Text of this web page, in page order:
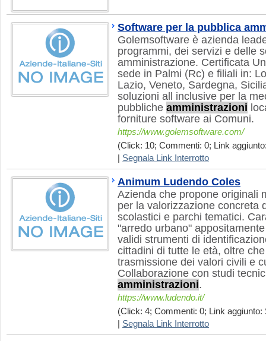
Software per la pubblica
Golemsoftware è azienda
programmi, dei servizi e delle
amministrazione. Certificata
sede in Palmi (Rc) e filiali in:
Lazio, Veneto, Sardegna,
soluzioni all inclusive per la
pubbliche amministrazioni
forniture software ai Comuni.
https://www.golemsoftware.com/
(Click: 10; Commenti: 0; Link
Segnala Link Interrotto
Animum Ludendo Coles
Azienda che propone originali
per la valorizzazione concreta
scolastici e parchi tematici.
"arredo urbano"
validi strumenti di
cittadini di tutte le età, oltre
trasmissione dei valori civili e
Collaborazione con studi
amministrazioni.
https://www.ludendo.it/
(Click: 4; Commenti: 0; Link aggiunto:
Segnala Link Interrotto